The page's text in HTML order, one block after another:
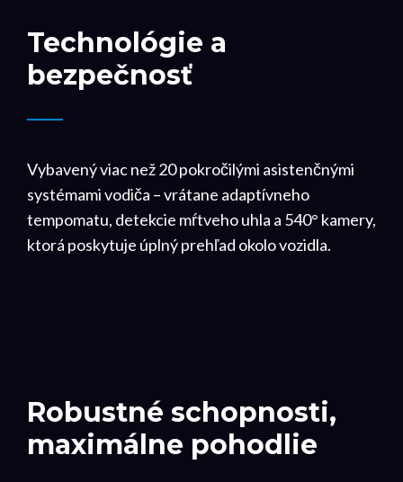
Technológie a
bezpečnosť
Vybavený viac než 20 pokročilými asistenčnými
systémami vodiča – vrátane adaptívneho
tempomatu, detekcie mŕtveho uhla a 540° kamery,
ktorá poskytuje úplný prehľad okolo vozidla.
Robustné schopnosti,
maximálne pohodlie